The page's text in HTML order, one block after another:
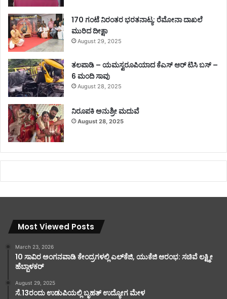
170 ಗಂಟೆ ನಿರಂತರ ಭರತನಾಟ್ಯ: ರೆಮೋನಾ ದಾಖಲೆ
ಮುರಿದ ದೀಕ್ಷಾ
August 29, 2025
ತಲಪಾಡಿ – ಯಮಸ್ವರೂಪಿಯಾದ ಕೆಎಸ್ ಆರ್ ಟಿಸಿ ಬಸ್ –
6 ಮಂದಿ ಸಾವು
August 28, 2025
ನಿರೂಪಕಿ ಅನುಶ್ರೀ ಮದುವೆ
August 28, 2025
Most Viewed Posts
March 23, 2026
10 ಸಾವಿರ ಅಂಗನವಾಡಿ ಕೇಂದ್ರಗಳಲ್ಲಿ ಎಲ್‌ಕೆಜಿ, ಯುಕೆಜಿ ಆರಂಭ: ಸಚಿವೆ ಲಕ್ಷ್ಮೀ
ಹೆಬ್ಬಾಳಕರ್
August 29, 2025
ಸೆ.13ರಂದು ಉಡುಪಿಯಲ್ಲಿ ಬೃಹತ್ ಉದ್ಯೋಗ ಮೇಳ